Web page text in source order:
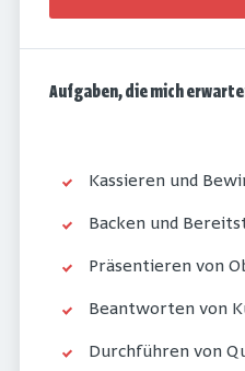
Aufgaben, die mich
Kassieren und
Backen und
Präsentieren von
Beantworten von
Durchführen von